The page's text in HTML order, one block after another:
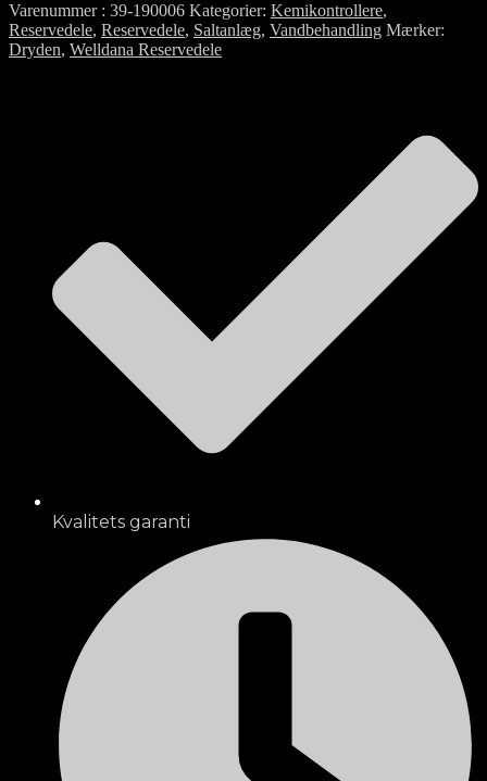
Varenummer 39-190006 Kategorier Kemikontrollere,
Reservedele, Reservedele, Saltanlæg, Vandbehandling Mærker
Dryden, Welldana Reservedele
Kvalitets garanti